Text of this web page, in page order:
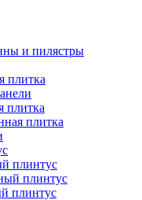
и пилястры
плитка
плитка
плитка
плинтус
плинтус
плинтус